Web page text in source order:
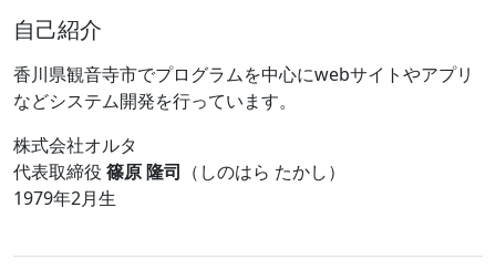
自己紹介
香川県観音寺市でプログラムを中心にwebサイトやアプリ
などシステム開発を行っています。
株式会社オルタ
代表取締役 篠原 隆司 （しのはら たかし）
1979年2月生